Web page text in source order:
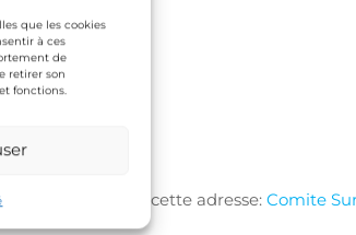
que les cookies
à ces
de
retirer son
fonctions.
cadet
junior
mini ondine -14
nous renvoyer à cette adresse: Comite